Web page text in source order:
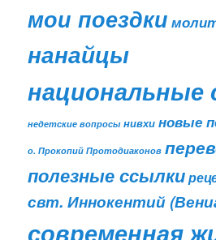
мои поездки
нанайцы
национальные
недетские вопросы нивхи новые
о. Прокопий Протодиаконов
полезные ссылки
свт. Иннокентий
современная